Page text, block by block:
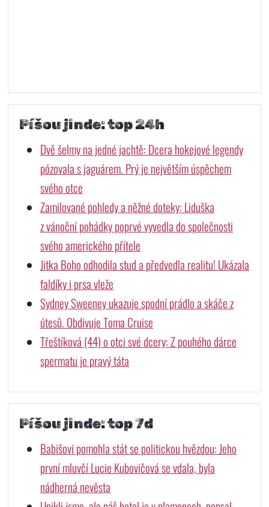
Píšou jinde: top 24h
Dvě šelmy na jedné jachtě: Dcera hokejové legendy
pózovala s jaguárem. Prý je největším úspěchem
svého otce
Zamilované pohledy a něžné doteky: Liduška
z vánoční pohádky poprvé vyvedla do společnosti
svého amerického přítele
Jitka Boho odhodila stud a předvedla realitu! Ukázala
faldíky i prsa vleže
Sydney Sweeney ukazuje spodní prádlo a skáče z
útesů. Obdivuje Toma Cruise
Třeštíková (44) o otci své dcery: Z pouhého dárce
spermatu je pravý táta
Píšou jinde: top 7d
Babišovi pomohla stát se politickou hvězdou: Jeho
první mluvčí Lucie Kubovičová se vdala, byla
nádherná nevěsta